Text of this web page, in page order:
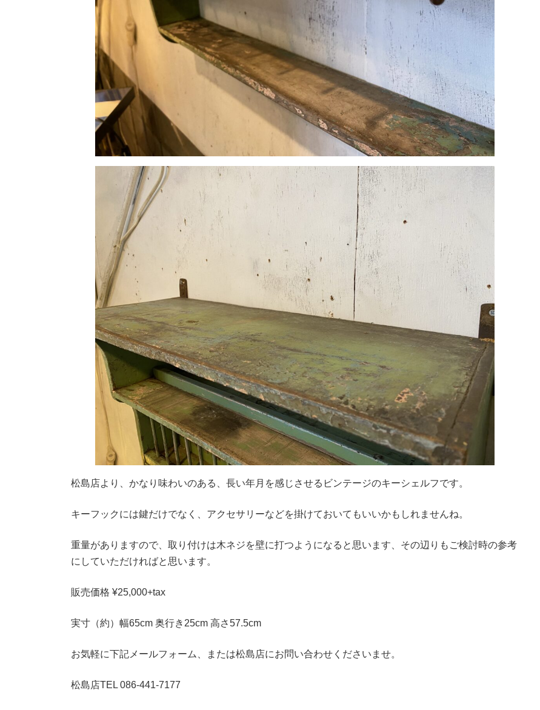
松島店より、かなり味わいのある、長い年月を感じさせるビンテージのキーシェルフです。
キーフックには鍵だけでなく、アクセサリーなどを掛けておいてもいいかもしれませんね。
重量がありますので、取り付けは木ネジを壁に打つようになると思います、その辺りもご検討時の参考
にしていただければと思います。
販売価格 ¥25,000+tax
実寸（約）幅65cm 奥行き25cm 高さ57.5cm
お気軽に下記メールフォーム、または松島店にお問い合わせくださいませ。
松島店TEL 086-441-7177